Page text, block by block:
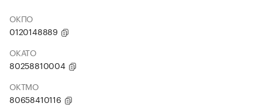
ОКПО
0120148889
ОКАТО
80258810004
ОКТМО
80658410116